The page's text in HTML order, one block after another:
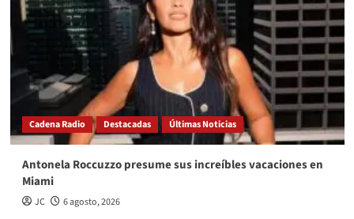
Cadena Radio Destacadas Últimas Noticias
Antonela Roccuzzo presume sus increíbles vacaciones en
Miami
JC 6 agosto, 2026